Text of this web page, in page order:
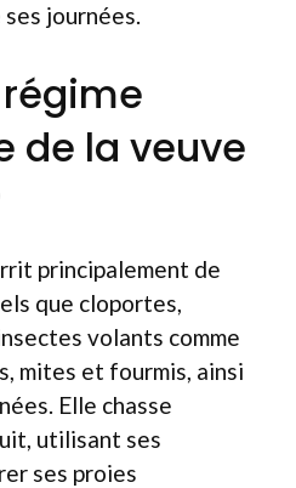
journées.
de la veuve
principalement de
que cloportes,
volants comme
mites et fourmis, ainsi
Elle chasse
utilisant ses
ses proies